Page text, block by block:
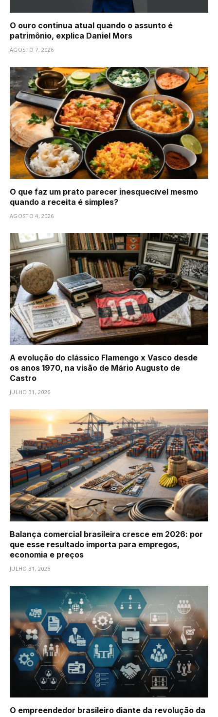
O ouro continua atual quando o assunto é
patrimônio, explica Daniel Mors
AGOSTO 7, 2026
O que faz um prato parecer inesquecível mesmo
quando a receita é simples?
AGOSTO 4, 2026
A evolução do clássico Flamengo x Vasco desde
os anos 1970, na visão de Mário Augusto de
Castro
JULHO 31, 2026
Balança comercial brasileira cresce em 2026: por
que esse resultado importa para empregos,
economia e preços
JULHO 31, 2026
O empreendedor brasileiro diante da revolução da